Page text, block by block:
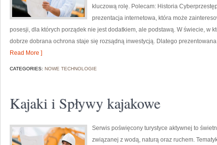
kluczową rolę. Polecam: Historia
prezentacja internetowa, która może
posesji, dla których porządek nie jest dodatkiem, ale podstawą. W świecie, w
dobrze dobrana ochrona staje się rozsądną inwestycją. Dlatego
Read More ]
CATEGORIES: NOWE TECHNOLOGIE
Kajaki i Spływy kajakowe
Serwis poświęcony turystyce aktywnej to
związanej z wodą, naturą oraz ruchem.